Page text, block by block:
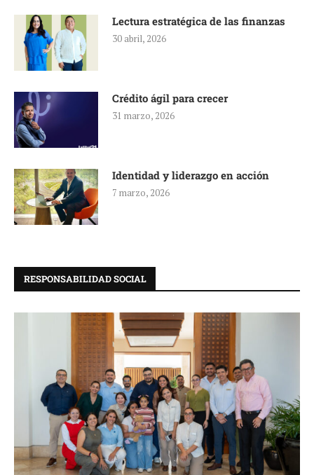
Lectura estratégica de las finanzas
30 abril, 2026
Crédito ágil para crecer
31 marzo, 2026
Identidad y liderazgo en acción
7 marzo, 2026
RESPONSABILIDAD SOCIAL